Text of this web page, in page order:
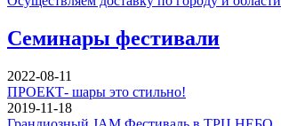
Семинары фестивали
2022-08-11
ПРОЕКТ- шары это стильно!
2019-11-18